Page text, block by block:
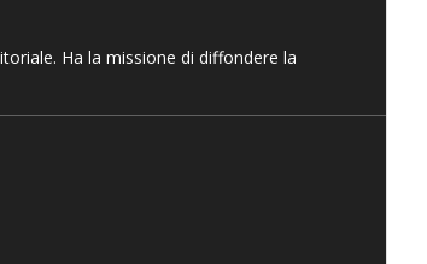
Ha la missione di diffondere la